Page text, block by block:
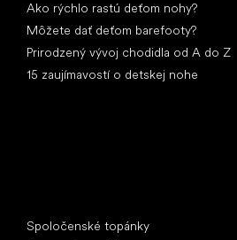
Ako rýchlo rastú deťom nohy?
Môžete dať deťom barefooty?
Prirodzený vývoj chodidla od A do Z
15 zaujímavostí o detskej nohe
Spoločenské topánky